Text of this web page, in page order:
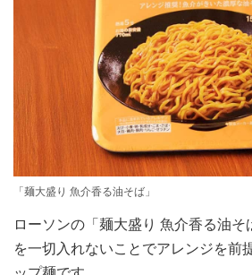
「麺大盛り 魚介香る油そば」
ローソンの「麺大盛り 魚介香る油
を一切入れないことでアレンジを前